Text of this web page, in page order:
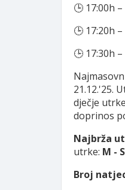
🕒 17:00h
🕒 17:20h
🕒 17:30h
21.12.'25.
dječje
doprinos
Najbrža
utrke: M -
Broj